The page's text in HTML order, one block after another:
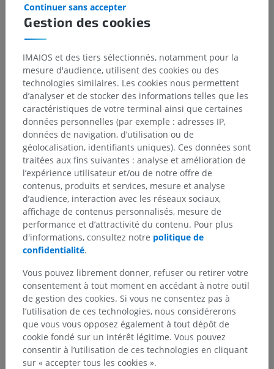
Tubules épidermiques
Traductions
Vous avez vu une erreur ?
N’hésitez pas à nous suggérer une correction, une
traduction, une amélioration de contenu.
Signaler un problème
TÉLÉCHARGEZ L'APPLI
Gestion des cookies
Continuer sans accepter
IMAIOS et des tiers sélectionnés, notamment pour la
mesure d'audience, utilisent des cookies ou des
technologies similaires. Les cookies nous permettent
d’analyser et de stocker des informations telles que les
caractéristiques de votre terminal ainsi que certaines
données personnelles (par exemple : adresses IP,
données de navigation, d’utilisation ou de
géolocalisation, identifiants uniques). Ces données sont
traitées aux fins suivantes : analyse et amélioration de
l’expérience utilisateur et/ou de notre offre de
contenus, produits et services, mesure et analyse
d’audience, interaction avec les réseaux sociaux,
affichage de contenus personnalisés, mesure de
performance et d’attractivité du contenu. Pour plus
d'informations, consultez notre politique de
confidentialité.
Vous pouvez librement donner, refuser ou retirer votre
consentement à tout moment en accédant à notre outil
de gestion des cookies. Si vous ne consentez pas à
l’utilisation de ces technologies, nous considérerons
que vous vous opposez également à tout dépôt de
cookie fondé sur un intérêt légitime. Vous pouvez
consentir à l’utilisation de ces technologies en cliquant
sur « accepter tous les cookies ».